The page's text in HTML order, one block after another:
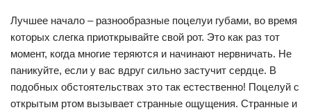
Лучшее начало – разнообразные поцелуи губами, во время
которых слегка приоткрывайте свой рот. Это как раз тот
момент, когда многие теряются и начинают нервничать. Не
паникуйте, если у вас вдруг сильно застучит сердце. В
подобных обстоятельствах это так естественно! Поцелуй с
открытым ртом вызывает странные ощущения. Странные и